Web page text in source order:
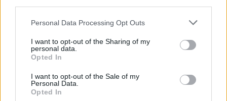
Personal Data Processing Opt Outs
I want to opt-out of the Sharing of my
personal data.
Opted In
I want to opt-out of the Sale of my
Personal Data.
Opted In
FTSE4Good
Alpha Bank: Για πρώτη φορά το Αρχαίο Θέατρο Επιδαύρου άνοιξε τις
πύλες του σε όλους